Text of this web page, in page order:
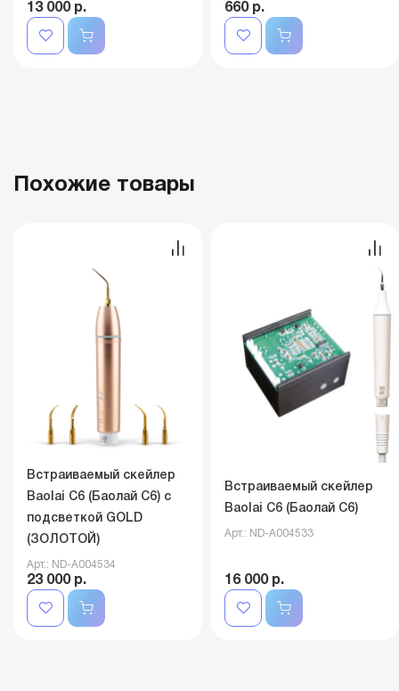
13 000 р. 660 р.
Похожие товары
Встраиваемый скейлер
Baolai C6 (Баолай C6) с
подсветкой GOLD
(ЗОЛОТОЙ)
Арт.: ND-A004534
23 000 р.
Встраиваемый скейлер
Baolai C6 (Баолай C6)
Арт.: ND-A004533
16 000 р.